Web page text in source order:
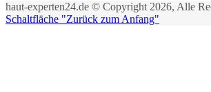
haut-experten24.de © Copyright 2026, Alle
Schaltfläche "Zurück zum Anfang"